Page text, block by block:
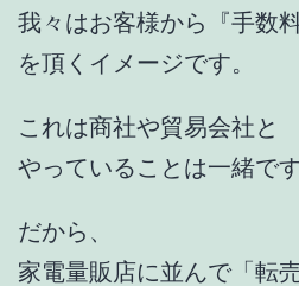
我々はお客様から『手数料
を頂くイメージです。
これは商社や貿易会社と
やっていることは一緒です
だから、
家電量販店に並んで「転